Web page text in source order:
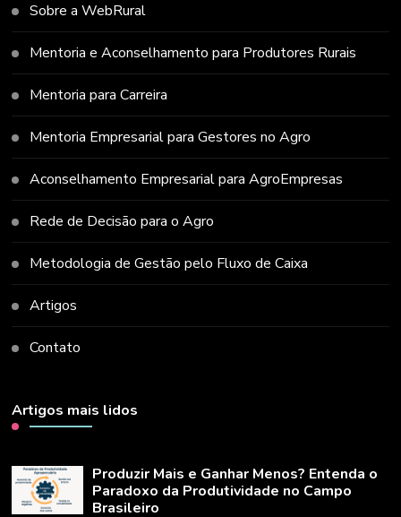
Sobre a WebRural
Mentoria e Aconselhamento para Produtores Rurais
Mentoria para Carreira
Mentoria Empresarial para Gestores no Agro
Aconselhamento Empresarial para AgroEmpresas
Rede de Decisão para o Agro
Metodologia de Gestão pelo Fluxo de Caixa
Artigos
Contato
Artigos mais lidos
Produzir Mais e Ganhar Menos? Entenda o
Paradoxo da Produtividade no Campo
Brasileiro